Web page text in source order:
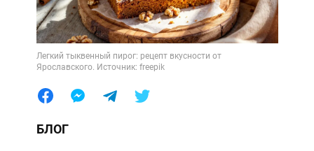
Легкий тыквенный пирог: рецепт вкусности от
Ярославского. Источник: freepik
БЛОГ